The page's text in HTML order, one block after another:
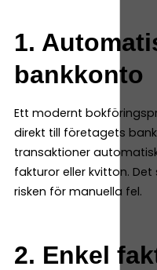
1.
bankkonto
Ett modernt
direkt till företagets
transaktioner
fakturor eller kvitton.
risken för manuella fel.
2. Enkel